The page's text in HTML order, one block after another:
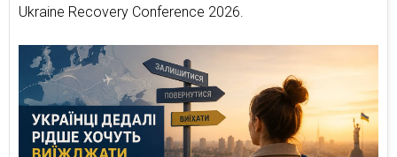
Ukraine Recovery Conference 2026.